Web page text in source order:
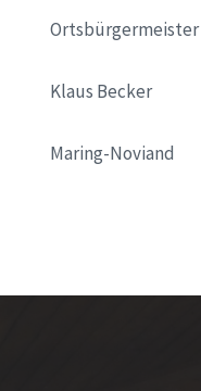
Ortsbürgermeister
Klaus Becker
Maring-Noviand